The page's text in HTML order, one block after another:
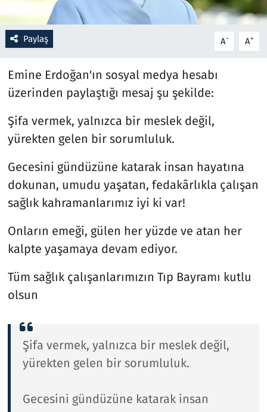
Paylaş A- A+
Emine Erdoğan'ın sosyal medya hesabı
üzerinden paylaştığı mesaj şu şekilde:
Şifa vermek, yalnızca bir meslek değil,
yürekten gelen bir sorumluluk.
Gecesini gündüzüne katarak insan hayatına
dokunan, umudu yaşatan, fedakârlıkla çalışan
sağlık kahramanlarımız iyi ki var!
Onların emeği, gülen her yüzde ve atan her
kalpte yaşamaya devam ediyor.
Tüm sağlık çalışanlarımızın Tıp Bayramı kutlu
olsun
Şifa vermek, yalnızca bir meslek değil,
yürekten gelen bir sorumluluk.
Gecesini gündüzüne katarak insan
Savunma Sanayi
Seçim 2023
Spor
Televizyon